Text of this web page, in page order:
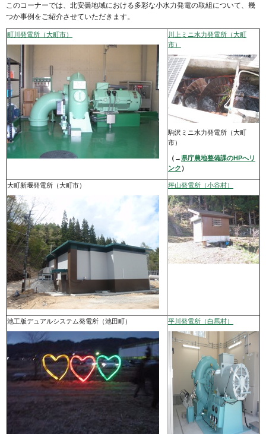
このコーナーでは、北安曇地域における多彩な小水力発電の取組について、幾
つか事例をご紹介させていただきます。
町川発電所（大町市）
川上ミニ水力発電所（大町
市）
駒沢ミニ水力発電所（大町
市）
（→ 県庁農地整備課のHPへリ
ンク）
大町新堰発電所（大町市） 坪山発電所（小谷村）
池工版デュアルシステム発電所（池田町） 平川発電所（白馬村）